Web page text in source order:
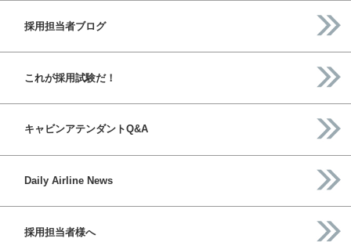
採用担当者ブログ
これが採用試験だ！
キャビンアテンダントQ&A
Daily Airline News
採用担当者様へ